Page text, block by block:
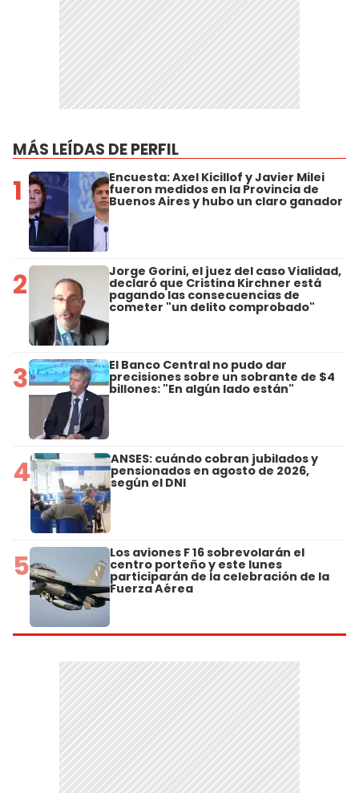
MÁS LEÍDAS DE PERFIL
1 Encuesta: Axel Kicillof y Javier Milei
fueron medidos en la Provincia de
Buenos Aires y hubo un claro ganador
2 Jorge Gorini, el juez del caso Vialidad,
declaró que Cristina Kirchner está
pagando las consecuencias de
cometer "un delito comprobado"
3 El Banco Central no pudo dar
precisiones sobre un sobrante de $4
billones: "En algún lado están"
4 ANSES: cuándo cobran jubilados y
pensionados en agosto de 2026,
según el DNI
5 Los aviones F 16 sobrevolarán el
centro porteño y este lunes
participarán de la celebración de la
Fuerza Aérea